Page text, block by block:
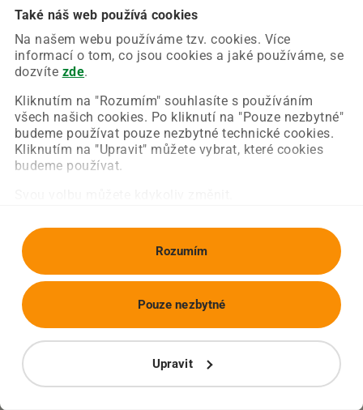
Také náš web používá cookies
Na našem webu používáme tzv. cookies. Více
informací o tom, co jsou cookies a jaké používáme, se
dozvíte zde.
Kliknutím na "Rozumím" souhlasíte s používáním
všech našich cookies. Po kliknutí na "Pouze nezbytné"
budeme používat pouze nezbytné technické cookies.
Kliknutím na "Upravit" můžete vybrat, které cookies
budeme používat.
Rozumím
Upravit
Pouze nezbytné
Chyba nastala na naší straně a už ji opravujeme.
Zkuste prosím znovu načíst požadovanou stránku.
Obnovit stránku Úvodní strana